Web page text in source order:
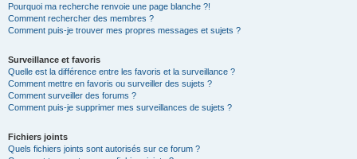
Pourquoi ma recherche renvoie une page blanche ?!
Comment rechercher des membres ?
Comment puis-je trouver mes propres messages et sujets ?
Surveillance et favoris
Quelle est la différence entre les favoris et la surveillance ?
Comment mettre en favoris ou surveiller des sujets ?
Comment surveiller des forums ?
Comment puis-je supprimer mes surveillances de sujets ?
Fichiers joints
Quels fichiers joints sont autorisés sur ce forum ?